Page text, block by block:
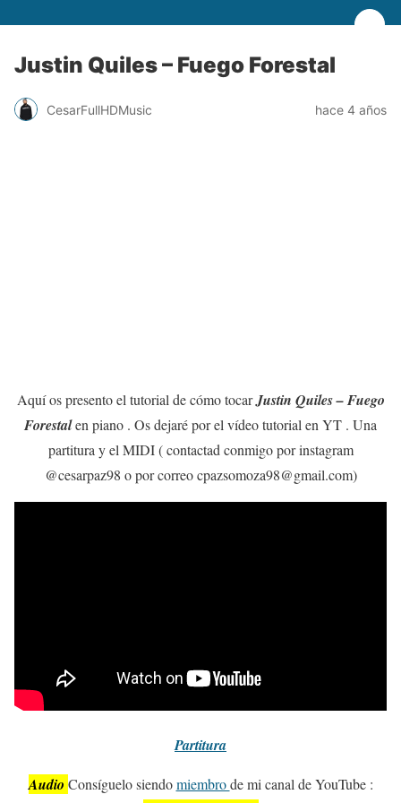
Justin Quiles – Fuego Forestal
CesarFullHDMusic hace 4 años
Aquí os presento el tutorial de cómo tocarJustin Quiles – Fuego
Forestalen piano . Os dejaré por el vídeo tutorial en YT . Una
partitura y el MIDI ( contactad conmigo por instagram
@cesarpaz98 o por correo cpazsomoza98@gmail.com)
Partitura
Audio Consíguelo siendomiembrode mi canal de YouTube :